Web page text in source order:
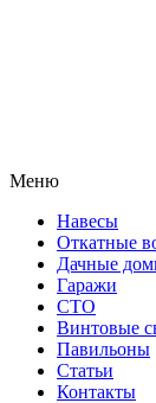
Меню
Навесы
Откатные
Дачные
Гаражи
СТО
Винтовые
Павильоны
Статьи
Контакты